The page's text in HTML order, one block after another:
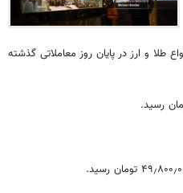
طلا و ارز در پایان روز معاملاتی گذشته